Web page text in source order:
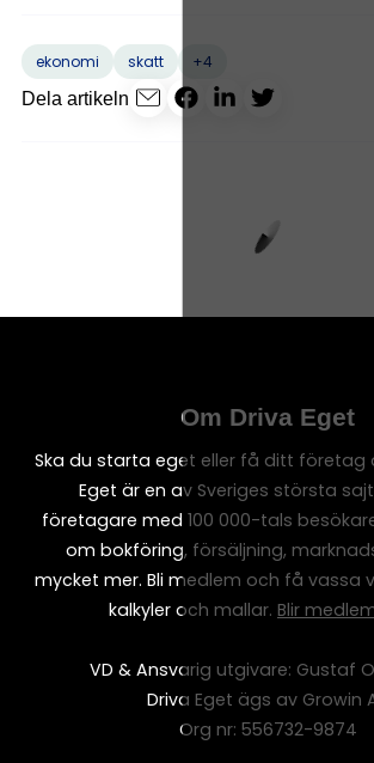
ekonomi skatt
+4
Dela artikeln
Om Driva Eget
Ska du starta eget eller få ditt företag
Eget är en av Sveriges största
företagare med 100 000-tals
om bokföring, försäljning,
mycket mer. Bli medlem och få vassa
kalkyler och mallar. Blir
VD & Ansvarig utgivare: Gustaf
Driva Eget ägs av Growin
Org nr: 556732-9874